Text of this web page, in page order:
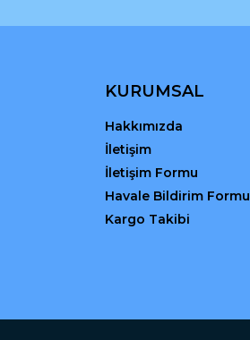
KURUMSAL
Hakkımızda
İletişim
İletişim Formu
Havale Bildirim Formu
Kargo Takibi